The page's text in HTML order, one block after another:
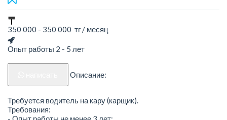
350 000 - 350 000 тг / месяц
Опыт работы 2 - 5 лет
Описание:
Требуется водитель на кару (карщик).
Требования: